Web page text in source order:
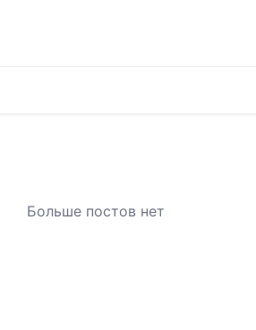
Больше постов нет